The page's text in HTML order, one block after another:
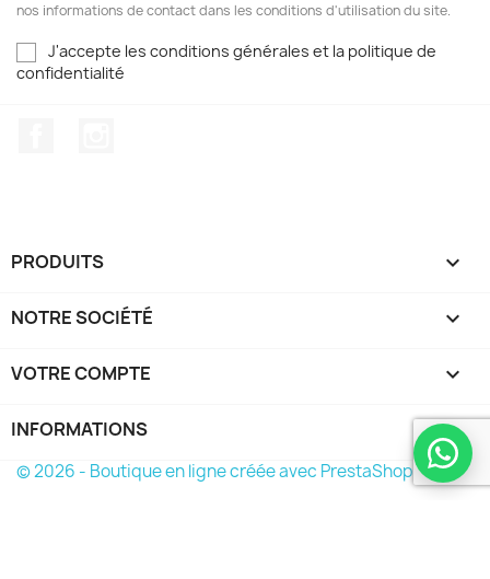
nos informations de contact dans les conditions d'utilisation du site.
J'accepte les conditions générales et la politique de
confidentialité
PRODUITS 
NOTRE SOCIÉTÉ 
VOTRE COMPTE 
INFORMATIONS keyboard_arrow_down
© 2026 - Boutique en ligne créée avec PrestaShop™